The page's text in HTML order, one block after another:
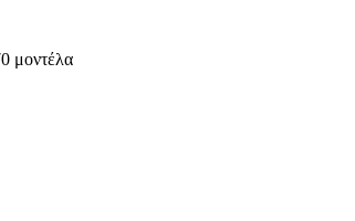
μοντέλα